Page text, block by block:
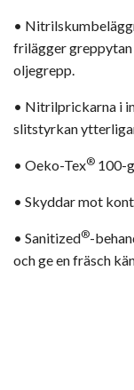
•
frilägger
oljegrepp.
• Nitrilprickarna i
slitstyrkan
• Oeko-Tex® 100-
• Skyddar mot
• Sanitized®-
och ge en fräsch